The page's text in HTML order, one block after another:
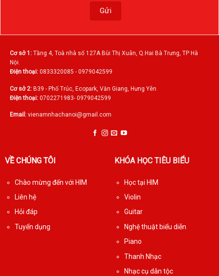
Cơ sở 1: Tầng 4, Toà nhà số 127A Bùi Thị Xuân, Q.Hai Bà Trưng, TP Hà
Nội.
Điện thoại: 0833320085 - 0979042599
Cơ sở 2: B39 - Phố Trúc, Ecopark, Văn Giang, Hưng Yên
Điện thoại: 0702271983- 0979042599
Email: vienamnhachanoi@gmail.com
VỀ CHÚNG TÔI
Chào mừng đến với HIM
Liên hệ
Hỏi đáp
Tuyển dụng
KHÓA HỌC TIÊU BIỂU
Học tại HIM
Violin
Guitar
Nghệ thuật biểu diễn
Piano
Thanh Nhạc
Nhạc cụ dân tộc